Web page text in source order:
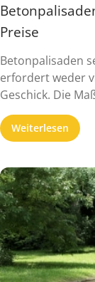
Preise
Betonpalisaden
erfordert weder
Geschick. Die
Weiterlesen